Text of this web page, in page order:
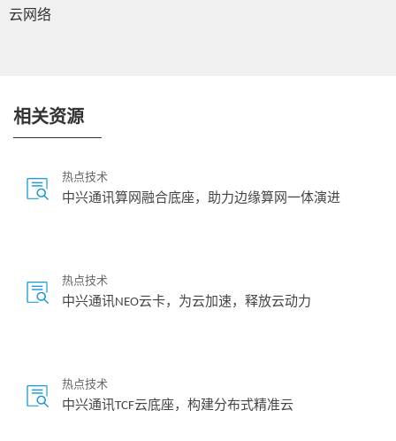
云网络
相关资源
热点技术
中兴通讯算网融合底座，助力边缘算网一体演进
热点技术
中兴通讯NEO云卡，为云加速，释放云动力
热点技术
中兴通讯TCF云底座，构建分布式精准云